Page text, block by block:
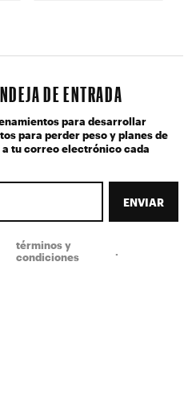
DE ENTRADA
para desarrollar
para perder peso y planes de
tu correo electrónico cada
ENVIAR
términos y
condiciones